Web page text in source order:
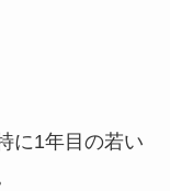
に1年目の若い